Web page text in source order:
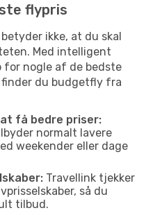
flypris
ikke, at du skal
Med intelligent
for nogle af de bedste
du budgetfly fra
få bedre priser:
normalt lavere
weekender eller dage
Travellink tjekker
så du
tilbud.